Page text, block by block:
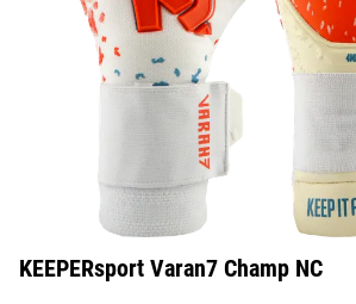
KEEPERsport Varan7 Champ NC